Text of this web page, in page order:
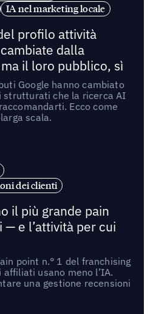
IA nel marketing locale
profilo attività
dalla
il loro pubblico, sì
Google hanno cambiato
strutturati che la ricerca AI
Ecco come
scala.
dei clienti
il più grande pain
e l’attività per cui
point n.° 1 del franchising
usano meno l’IA.
una gestione recensioni